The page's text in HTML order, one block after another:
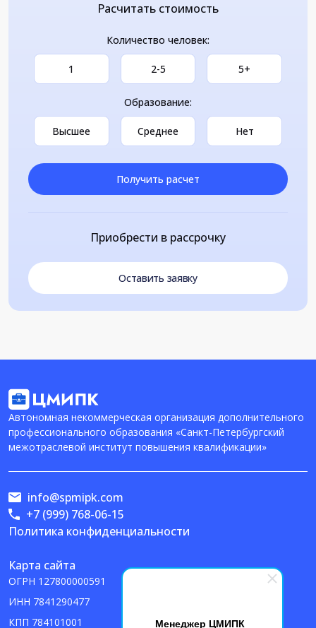
Менеджер ЦМИПК
Расчитать стоимость
Количество человек:
1 2-5 5+
Образование:
Высшее Среднее Нет
Получить расчет
Приобрести в рассрочку
Оставить заявку
Автономная некоммерческая организация дополнительного
профессионального образования «Санкт-Петербургский
межотраслевой институт повышения квалификации»
Политика конфиденциальности
Карта сайта
ОГРН 127800000591
ИНН 7841290477
КПП 784101001
info@spmipk.com
+7 (999) 768-06-15